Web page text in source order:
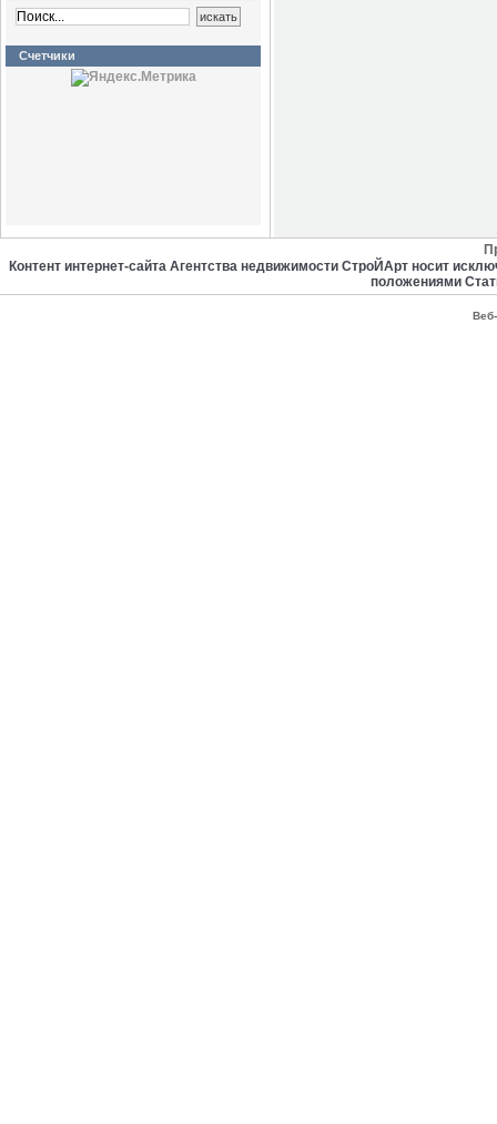
Счетчики
Контент интернет-сайта Агентства недвижимости СтроЙАрт носит
положениями